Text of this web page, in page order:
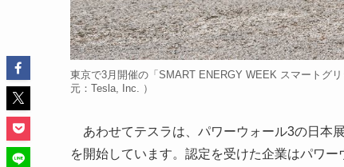
東京で3月開催の「SMART ENERGY WEEK スマートグ
元：Tesla, Inc. ）
あわせてテスラは、パワーウォール3の日本
を開始しています。認定を受けた企業はパワ